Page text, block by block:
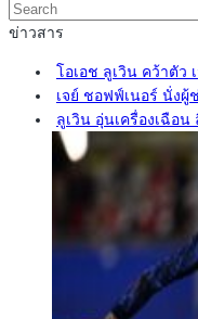
ข่าวสาร
โอเอช ลูเวิน คว้าตัว
เจย์ ชอฟฟ์เนอร์ นั่งผู้
ลูเวิน อุ่นเครื่องเฉือน